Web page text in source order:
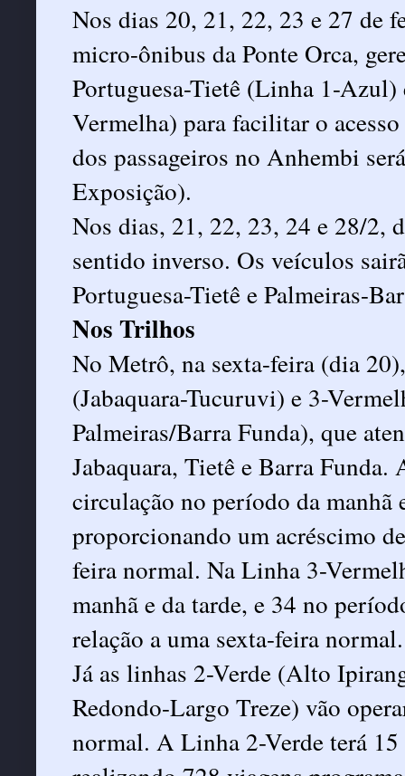
Nos dias 20, 21, 22, 23 e 27 de
micro-ônibus da Ponte Orca,
Portuguesa-Tietê (Linha 1-
Vermelha) para facilitar o
dos passageiros no Anhembi
Exposição).
Nos dias, 21, 22, 23, 24 e 28/2,
sentido inverso. Os veículos
Portuguesa-Tietê e Palmeiras-
Nos Trilhos
No Metrô, na sexta-feira (dia
(Jabaquara-Tucuruvi) e 3-
Palmeiras/Barra Funda), que
Jabaquara, Tietê e Barra
circulação no período da manhã
proporcionando um acréscimo
feira normal. Na Linha 3-
manhã e da tarde, e 34 no
relação a uma sexta-feira normal.
Já as linhas 2-Verde (Alto
Redondo-Largo Treze) vão
normal. A Linha 2-Verde terá 15